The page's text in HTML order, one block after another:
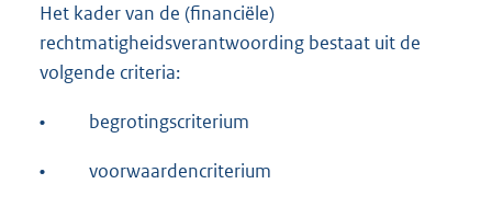
Het kader van de (financiële)
rechtmatigheidsverantwoording bestaat uit de
volgende criteria:
• begrotingscriterium
• voorwaardencriterium